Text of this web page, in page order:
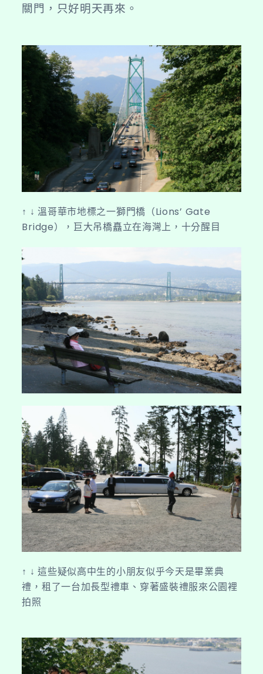
關門，只好明天再來。
↑ ↓ 溫哥華市地標之一獅門橋（Lions’ Gate
Bridge），巨大吊橋矗立在海灣上，十分醒目
↑ ↓ 這些疑似高中生的小朋友似乎今天是畢業典
禮，租了一台加長型禮車、穿著盛裝禮服來公園裡
拍照